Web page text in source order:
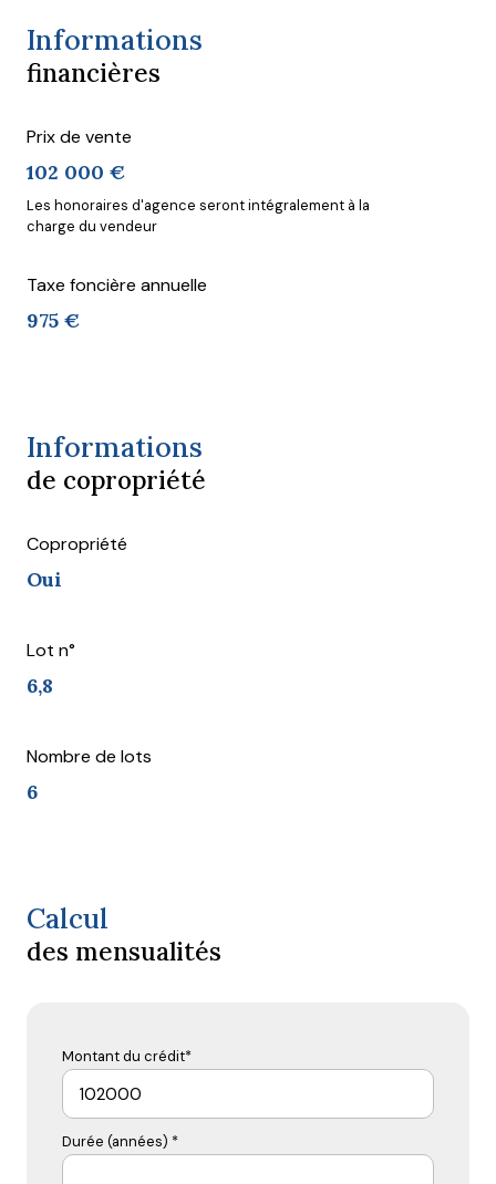
Informations
financières
Prix de vente
102 000 €
Les honoraires d'agence seront intégralement à la
charge du vendeur
Taxe foncière annuelle
975 €
Informations
de copropriété
Copropriété
Oui
Lot n°
6,8
Nombre de lots
6
Calcul
des mensualités
Montant du crédit*
Durée (années) *